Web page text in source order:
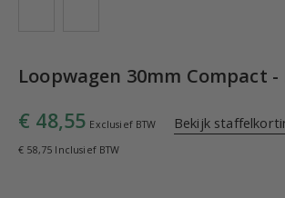
Loopwagen 30mm Compact -
€ 48,55 Exclusief BTW Bekijk
€ 58,75 Inclusief BTW